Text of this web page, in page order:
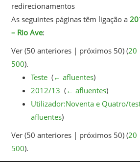
redirecionamentos
As seguintes páginas têm ligação a
– Rio Ave:
Ver (50 anteriores | próximos 50) (20
500).
Teste‎ (← afluentes)
2012/13 (← afluentes)
Utilizador:Noventa e Quatro/
afluentes)
Ver (50 anteriores | próximos 50) (20
500).